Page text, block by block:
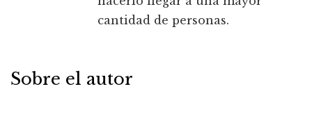
cantidad de personas.
Sobre el autor